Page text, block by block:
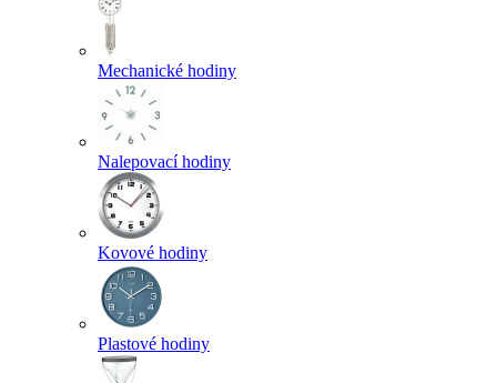
Mechanické hodiny
Nalepovací hodiny
Kovové hodiny
Plastové hodiny